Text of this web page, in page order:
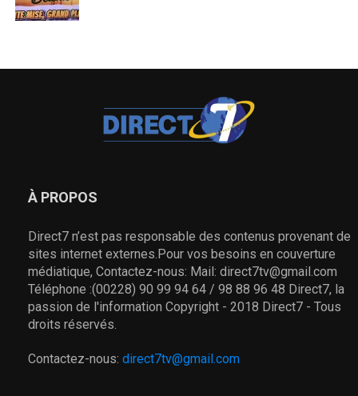
À PROPOS
Direct7 n’est pas responsable des contenus provenant de
sites internet externes.Pour vos besoins en couverture
médiatique, Contactez-nous: Mail: direct7tv@gmail.com
Téléphone :(00228) 90 99 94 64 / 98 88 96 48 Direct7, la
passion de l'information Copyright - 2018 Direct7 - Tous
droits réservés.
Contactez-nous: direct7tv@gmail.com